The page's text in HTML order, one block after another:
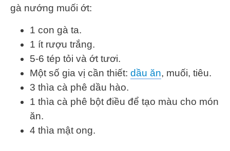
gà nướng muối ớt:
1 con gà ta.
1 ít rượu trắng.
5-6 tép tỏi và ớt tươi.
Một số gia vị cần thiết: dầu ăn, muối, tiêu.
3 thìa cà phê dầu hào.
1 thìa cà phê bột điều để tạo màu cho món
ăn.
4 thìa mật ong.